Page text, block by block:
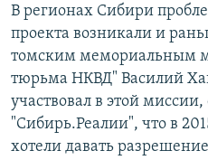
В регионах Сибири
проекта возникали и
томским мемориальным
тюрьма НКВД" Василий
участвовал в этой
"Сибирь.Реалии", что в
хотели давать